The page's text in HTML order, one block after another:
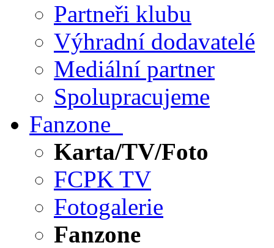
Partneři klubu
Výhradní dodavatelé
Mediální partner
Spolupracujeme
Fanzone
Karta/TV/Foto
FCPK TV
Fotogalerie
Fanzone